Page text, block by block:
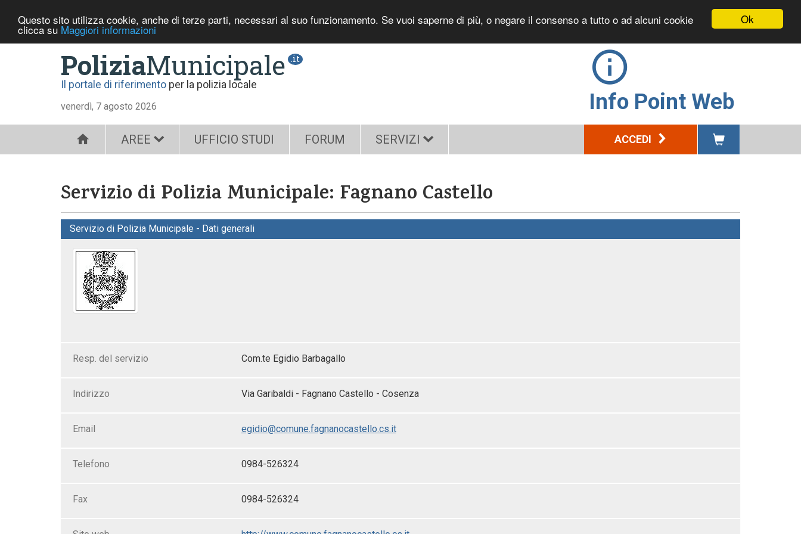
Ok
Questo sito utilizza cookie, anche di terze parti, necessari al suo funzionamento. Se vuoi saperne di più, o negare il consenso a tutto o ad alcuni cookie
clicca su Maggiori informazioni
PoliziaMunicipale .it
Il portale di riferimento per la polizia locale
venerdì, 7 agosto 2026 Info Point Web
AREE UFFICIO STUDI FORUM SERVIZI ACCEDI
Servizio di Polizia Municipale: Fagnano Castello
Servizio di Polizia Municipale - Dati generali
Resp. del servizio Com.te Egidio Barbagallo
Indirizzo Via Garibaldi - Fagnano Castello - Cosenza
Email egidio@comune.fagnanocastello.cs.it
Telefono 0984-526324
Fax 0984-526324